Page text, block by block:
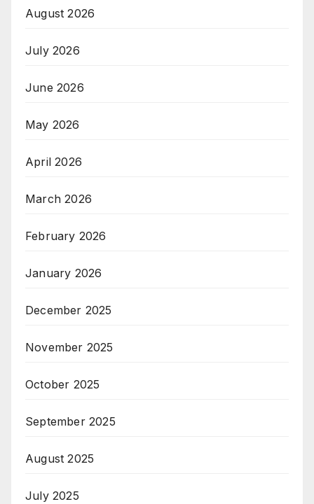
August 2026
July 2026
June 2026
May 2026
April 2026
March 2026
February 2026
January 2026
December 2025
November 2025
October 2025
September 2025
August 2025
July 2025